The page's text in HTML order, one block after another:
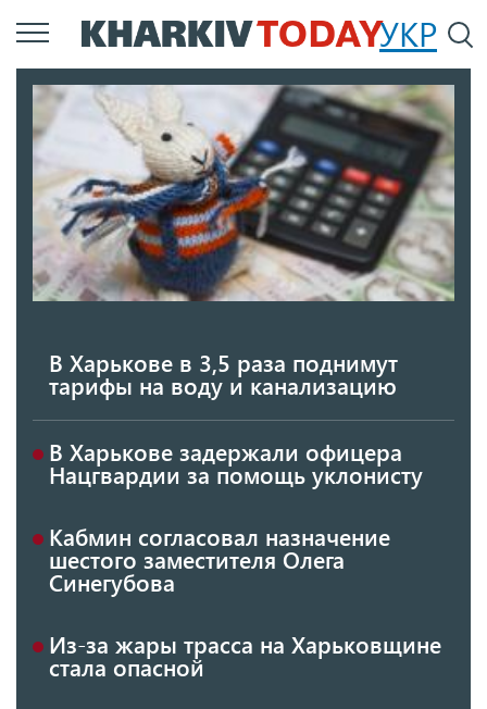
Перейти
к
содержанию
УКР
В Харькове в 3,5 раза поднимут
тарифы на воду и канализацию
В Харькове задержали офицера
Нацгвардии за помощь уклонисту
Кабмин согласовал назначение
шестого заместителя Олега
Синегубова
Из-за жары трасса на Харьковщине
стала опасной